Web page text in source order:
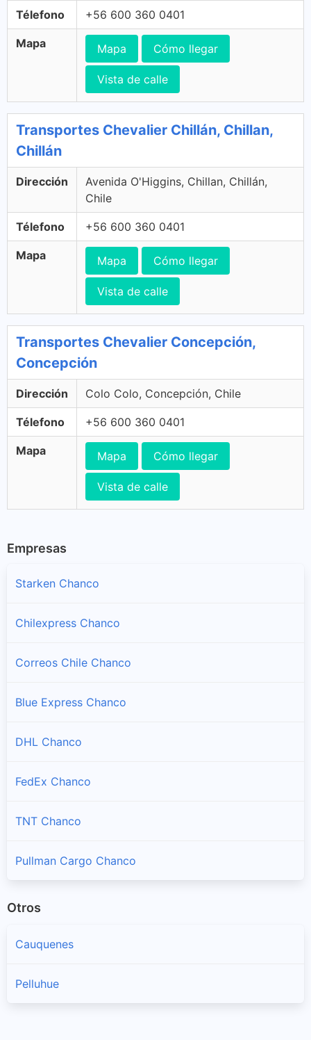
Télefono +56 600 360 0401
Mapa Mapa Cómo llegar
Vista de calle
Transportes Chevalier Chillán, Chillan,
Chillán
Dirección
Avenida O'Higgins, Chillan, Chillán,
Chile
Télefono +56 600 360 0401
Mapa Mapa Cómo llegar
Vista de calle
Transportes Chevalier Concepción,
Concepción
Dirección Colo Colo, Concepción, Chile
Télefono +56 600 360 0401
Mapa Mapa Cómo llegar
Vista de calle
Empresas
Starken Chanco
Chilexpress Chanco
Correos Chile Chanco
Blue Express Chanco
DHL Chanco
FedEx Chanco
TNT Chanco
Pullman Cargo Chanco
Otros
Cauquenes
Pelluhue